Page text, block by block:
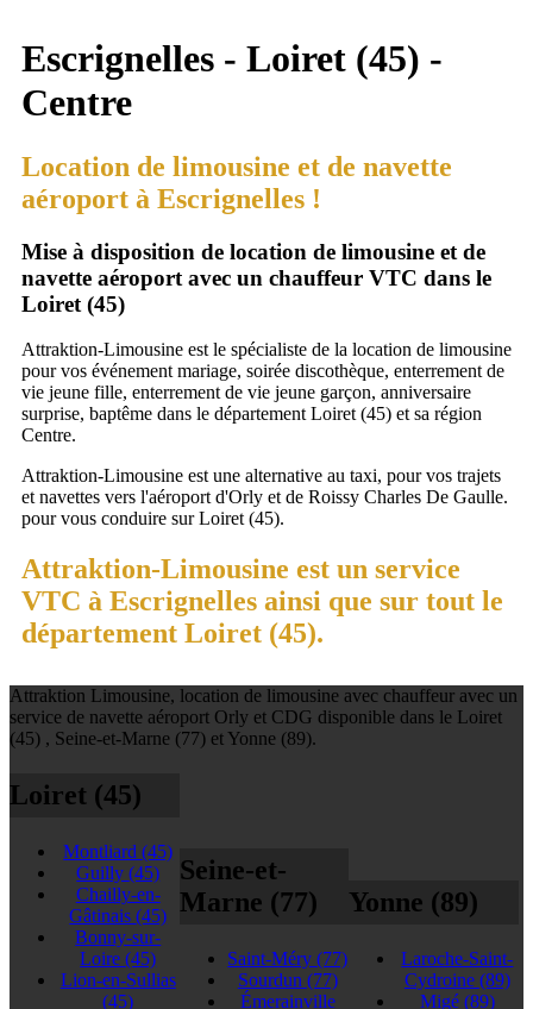
Escrignelles - Loiret (45) -
Centre
Location de limousine et de navette
aéroport à Escrignelles !
Mise à disposition de location de limousine et de
navette aéroport avec un chauffeur VTC dans le
Loiret (45)
Attraktion-Limousine est le spécialiste de la location de limousine
pour vos événement mariage, soirée discothèque, enterrement de
vie jeune fille, enterrement de vie jeune garçon, anniversaire
surprise, baptême dans le département Loiret (45) et sa région
Centre.
Attraktion-Limousine est une alternative au taxi, pour vos trajets
et navettes vers l'aéroport d'Orly et de Roissy Charles De Gaulle.
pour vous conduire sur Loiret (45).
Attraktion-Limousine est un service
VTC à Escrignelles ainsi que sur tout le
département Loiret (45).
Attraktion Limousine, location de limousine avec chauffeur avec un
service de navette aéroport Orly et CDG disponible dans le Loiret
(45) , Seine-et-Marne (77) et Yonne (89).
Loiret (45)
Montliard(45)
Guilly(45)
Chailly-en-
Gâtinais(45)
Bonny-sur-
Loire(45)
Lion-en-Sullias
(45)
Seine-et-
Marne (77)
Saint-Méry(77)
Sourdun (77)
Émerainville
Yonne (89)
Laroche-Saint-
Cydroine (89)
Migé (89)